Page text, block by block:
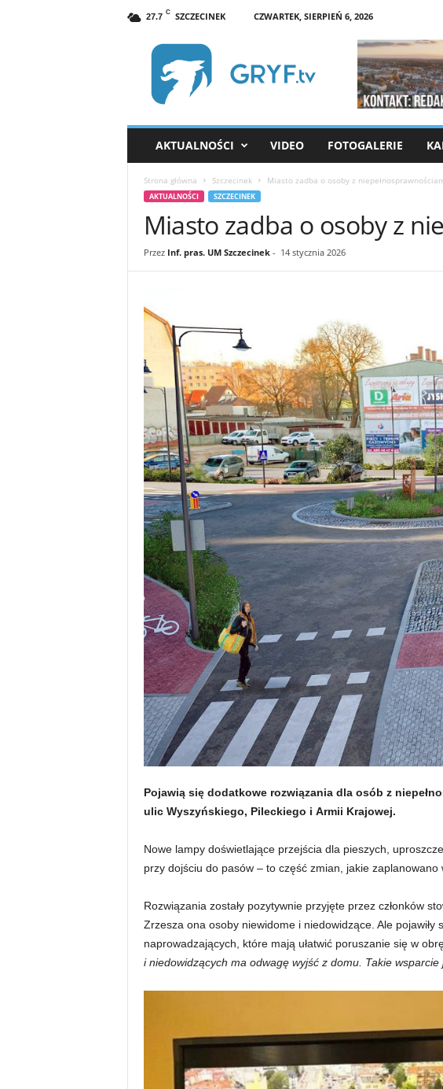
27.7 C SZCZECINEK
CZWARTEK, SIERPIEŃ 6, 2026
n
AKTUALNOŚCI VIDEO FOTOGALERIE
Strona główna Szczecinek Miasto zadba o osoby z
AKTUALNOŚCI SZCZECINEK
Miasto zadba o osoby z
Przez Inf. pras. UM Szczecinek- 14 stycznia 2026
Pojawią się dodatkowe rozwiązania dla osób z
ulic Wyszyńskiego, Pileckiego i Armii Krajowej.
Nowe lampy doświetlające przejścia dla pieszych,
przy dojściu do pasów – to część zmian, jakie
Rozwiązania zostały pozytywnie przyjęte przez członków
Zrzesza ona osoby niewidome i niedowidzące. Ale
naprowadzających, które mają ułatwić poruszanie się w
i niedowidzących ma odwagę wyjść z domu. Takie